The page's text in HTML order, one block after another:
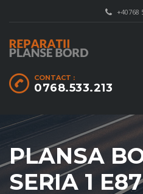
+40768
CONTACT :
0768.533.213
PLANSA
SERIA 1 E87